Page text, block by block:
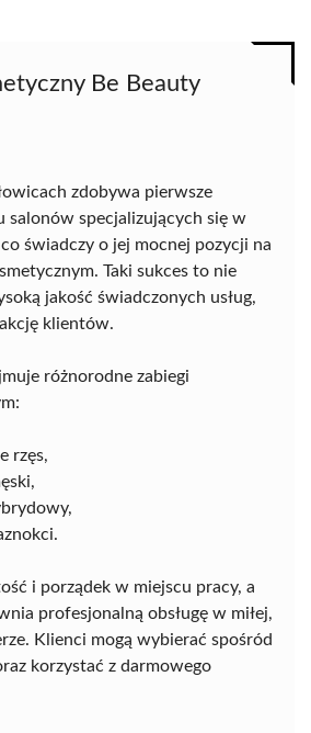
Be Beauty
zdobywa pierwsze
salonów specjalizujących się w
co świadczy o jej mocnej pozycji na
Taki sukces to nie
jakość świadczonych usług,
klientów.
różnorodne zabiegi
rzęs,
i porządek w miejscu pracy, a
profesjonalną obsługę w miłej,
Klienci mogą wybierać spośród
korzystać z darmowego